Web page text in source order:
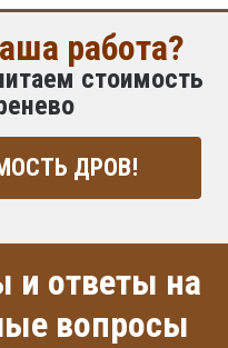
работа?
стоимость
ДРОВ!
и ответы на
вопросы